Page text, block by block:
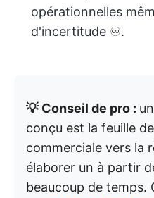
opérationnelles
d'incertitude ♾️.
💡 Conseil de pro :
conçu est la feuille
commerciale vers la
élaborer un à partir
beaucoup de temps.